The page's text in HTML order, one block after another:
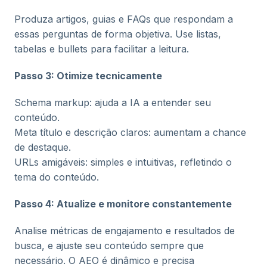
Produza artigos, guias e FAQs que respondam a
essas perguntas de forma objetiva. Use listas,
tabelas e bullets para facilitar a leitura.
Passo 3: Otimize tecnicamente
Schema markup: ajuda a IA a entender seu
conteúdo.
Meta título e descrição claros: aumentam a chance
de destaque.
URLs amigáveis: simples e intuitivas, refletindo o
tema do conteúdo.
Passo 4: Atualize e monitore constantemente
Analise métricas de engajamento e resultados de
busca, e ajuste seu conteúdo sempre que
necessário. O AEO é dinâmico e precisa